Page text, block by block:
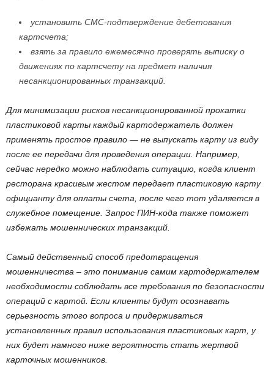
установить СМС-подтверждение дебетования
картсчета;
взять за правило ежемесячно проверять выписку о
движениях по картсчету на предмет наличия
несанкционированных транзакций.
Для минимизации рисков несанкционированной прокатки
пластиковой карты каждый картодержатель должен
применять простое правило — не выпускать карту из виду
после ее передачи для проведения операции. Например,
сейчас нередко можно наблюдать ситуацию, когда клиент
ресторана красивым жестом передает пластиковую карту
официанту для оплаты счета, после чего тот удаляется в
служебное помещение. Запрос ПИН-кода также поможет
избежать мошеннических транзакций.
Самый действенный способ предотвращения
мошенничества – это понимание самим картодержателем
необходимости соблюдать все требования по безопасности
операций с картой. Если клиенты будут осознавать
серьезность этого вопроса и придерживаться
установленных правил использования пластиковых карт, у
них будет намного ниже вероятность стать жертвой
карточных мошенников.